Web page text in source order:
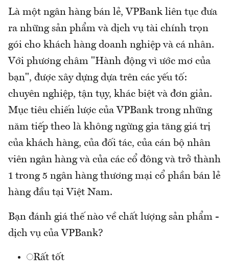
Là một ngân hàng bán lẻ, VPBank liên tục đưa
ra những sản phẩm và dịch vụ tài chính trọn
gói cho khách hàng doanh nghiệp và cá nhân.
Với phương châm "Hành động vì ước mơ của
bạn", được xây dựng dựa trên các yếu tố:
chuyên nghiệp, tận tụy, khác biệt và đơn giản.
Mục tiêu chiến lược của VPBank trong những
năm tiếp theo là không ngừng gia tăng giá trị
của khách hàng, của đối tác, của cán bộ nhân
viên ngân hàng và của các cổ đông và trở thành
1 trong 5 ngân hàng thương mại cổ phần bán lẻ
hàng đầu tại Việt Nam.
Bạn đánh giá thế nào về chất lượng sản phẩm -
dịch vụ của VPBank?
Rất tốt